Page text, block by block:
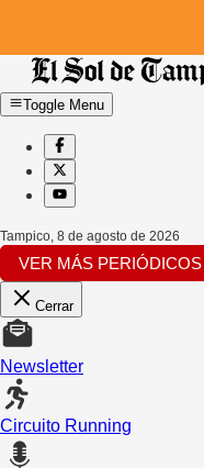
Toggle Menu
Tampico, 8 de agosto de 2026
VER MÁS PERIÓDICOS
Cerrar
Newsletter
Circuito Running